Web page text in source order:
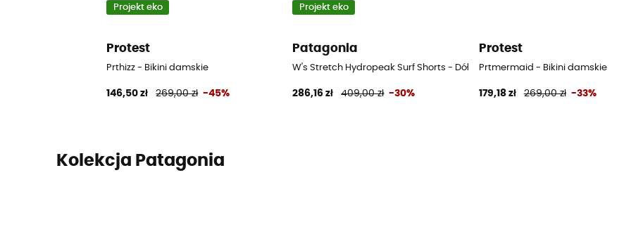
Projekt eko
Protest
Prthizz - Bikini damskie
146,50 zł 269,00 zł -45%
Projekt eko
Patagonia
W's Stretch Hydropeak Surf Shorts - Dół od bikini
286,16 zł 409,00 zł -30%
Protest
Prtmermaid - Bikini damskie
179,18 zł 269,00 zł -33%
Kolekcja Patagonia